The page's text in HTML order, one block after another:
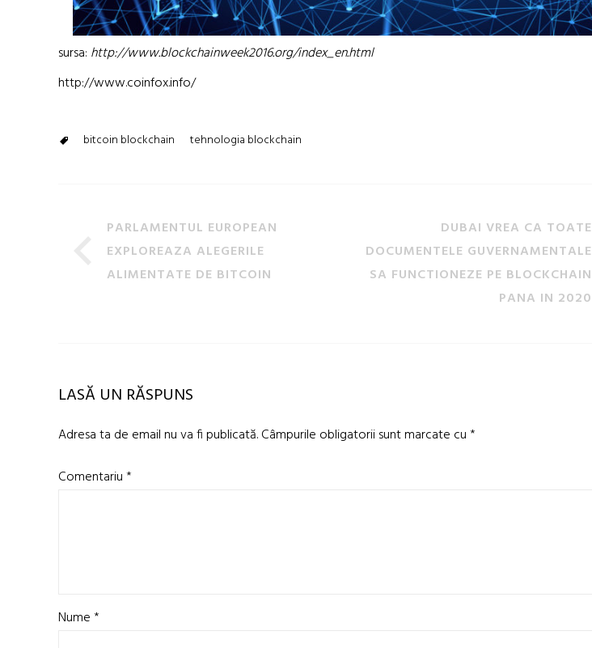
sursa: http://www.blockchainweek2016.org/index_en.html
http://www.coinfox.info/
bitcoin blockchain tehnologia blockchain
PARLAMENTUL EUROPEAN
EXPLOREAZA ALEGERILE
ALIMENTATE DE BITCOIN
DUBAI VREA CA TOATE
DOCUMENTELE GUVERNAMENTALE
SA FUNCTIONEZE PE BLOCKCHAIN
PANA IN 2020
LASĂ UN RĂSPUNS
Adresa ta de email nu va fi publicată.Câmpurile obligatorii sunt marcate cu*
Comentariu*
Nume*